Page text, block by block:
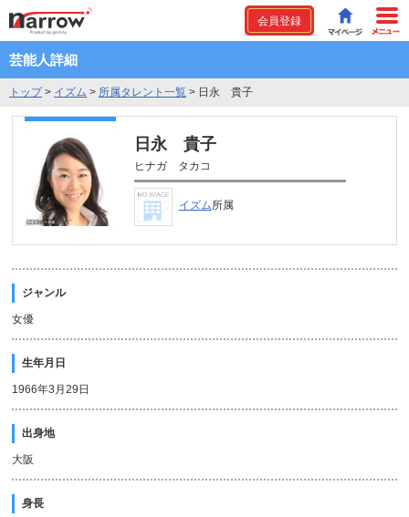
会員登録
芸能人詳細
トップ> イズム > 所属タレント一覧 > 日永 貴子
日永 貴子
ヒナガ タカコ
イズム所属
ジャンル
女優
生年月日
1966年3月29日
出身地
大阪
身長